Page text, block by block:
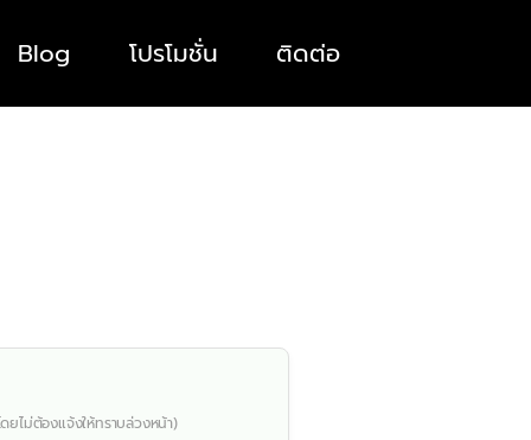
Blog โปรโมชั่น ติดต่อ
ยไม่ต้องแจ้งให้ทราบล่วงหน้า)